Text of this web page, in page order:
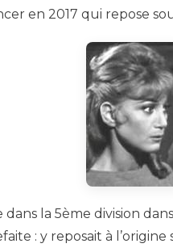
en 2017 qui repose
dans la 5ème division
: y reposait à